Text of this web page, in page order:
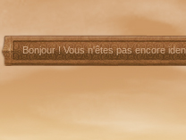
Bonjour !Vous n'êtes pas encore